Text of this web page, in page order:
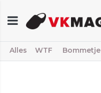
Alles WTF Bommetje